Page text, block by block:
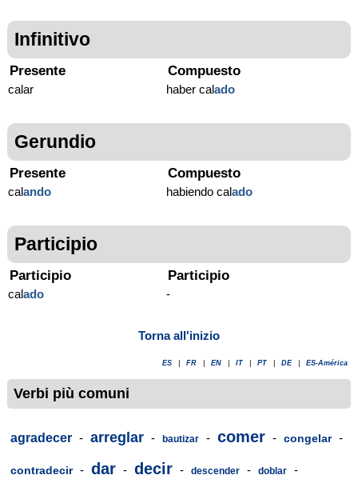
Infinitivo
Presente
calar
Compuesto
haber calado
Gerundio
Presente
calando
Compuesto
habiendo calado
Participio
Participio
calado
Participio
-
Torna all'inizio
ES FR EN IT PT DE ES-América
Verbi più comuni
agradecer - arreglar - bautizar - comer - congelar -
contradecir - dar - decir - descender - doblar -